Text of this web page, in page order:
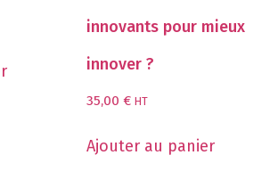
innovants pour mieux
innover ?
35,00 € HT
Ajouter au panier